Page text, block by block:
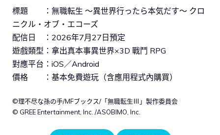
標題 ：無職転生 〜異世界行ったら本気だす〜 クロ
ニクル・オブ・エコーズ
配信日 ：2026年7月27日預定
遊戲類型：拿出真本事異世界×3D 戰鬥 RPG
對應平台：iOS／Android
價格 ：基本免費遊玩（含應用程式內購買）
©理不尽な孫の手/MFブックス/「無職転生Ⅲ」製作委員会
© GREE Entertainment, Inc. /ASOBIMO, Inc.